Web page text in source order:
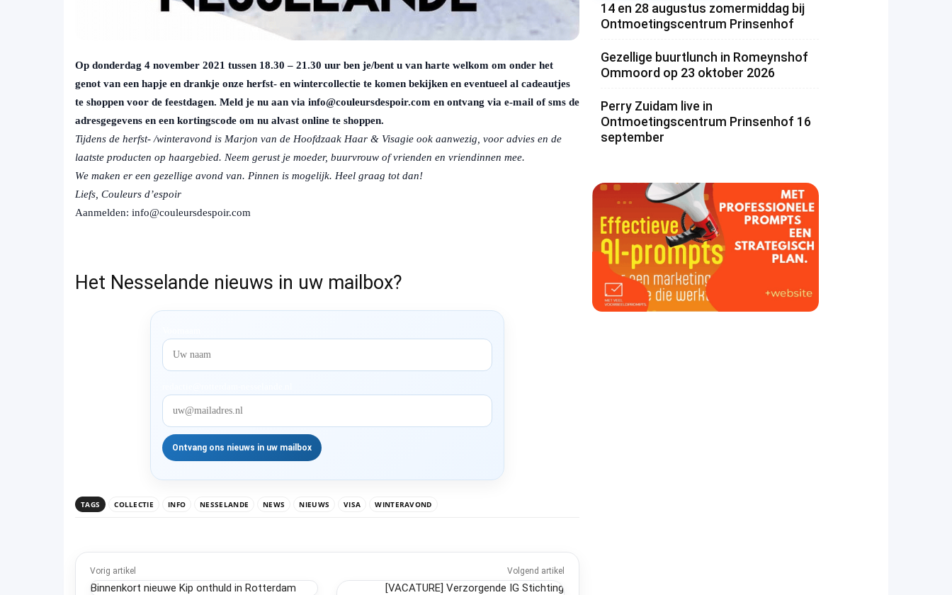
Op donderdag 4 november 2021 tussen 18.30 – 21.30 uur ben je/bent u van harte welkom om onder het
genot van een hapje en drankje onze herfst- en wintercollectie te komen bekijken en eventueel al cadeautjes
te shoppen voor de feestdagen. Meld je nu aan via info@couleursdespoir.com en ontvang via e-mail of sms de
adresgegevens en een kortingscode om nu alvast online te shoppen.
Tijdens de herfst- /winteravond is Marjon van de Hoofdzaak Haar & Visagie ook aanwezig, voor advies en de
laatste producten op haargebied. Neem gerust je moeder, buurvrouw of vrienden en vriendinnen mee.
We maken er een gezellige avond van. Pinnen is mogelijk. Heel graag tot dan!
Liefs, Couleurs d’espoir
Aanmelden: info@couleursdespoir.com
Het Nesselande nieuws in uw mailbox?
TAGS COLLECTIE INFO NESSELANDE NEWS NIEUWS VISA WINTERAVOND
Vorig artikel
Binnenkort nieuwe Kip onthuld in Rotterdam
Volgend artikel
[VACATURE] Verzorgende IG Stichting
14 en 28 augustus zomermiddag bij
Ontmoetingscentrum Prinsenhof
Gezellige buurtlunch in Romeynshof
Ommoord op 23 oktober 2026
Perry Zuidam live in
Ontmoetingscentrum Prinsenhof 16
september